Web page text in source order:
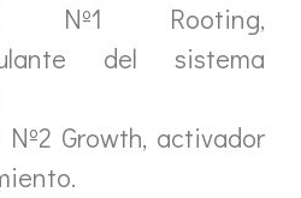
Nº1 Rooting,
del sistema
Nº2 Growth, activador